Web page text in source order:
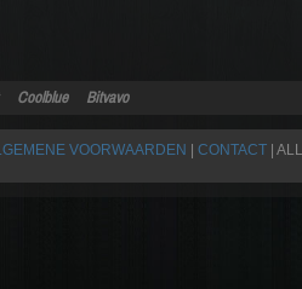
Coolblue Bitvavo
VOORWAARDEN CONTACT |